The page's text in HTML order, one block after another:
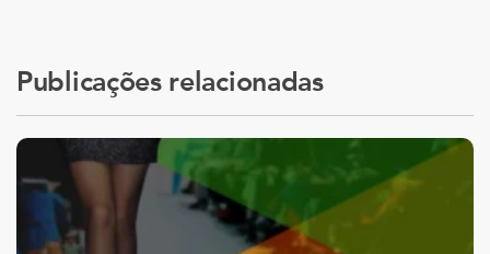
Publicações relacionadas